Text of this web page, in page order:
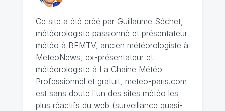
Ce site a été créé par Guillaume Séchet,
météorologiste passionné et présentateur
météo à BFMTV, ancien météorologiste à
MeteoNews, ex-présentateur et
météorologiste à La Chaîne Météo
Professionnel et gratuit, meteo-paris.com
est sans doute l'un des sites météo les
plus réactifs du web (surveillance quasi-